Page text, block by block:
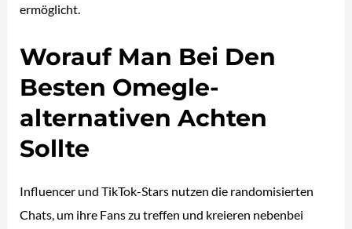
ermöglicht.
Worauf Man Bei Den
Besten Omegle-
alternativen Achten
Sollte
Influencer und TikTok-Stars nutzen die randomisierten
Chats, um ihre Fans zu treffen und kreieren nebenbei